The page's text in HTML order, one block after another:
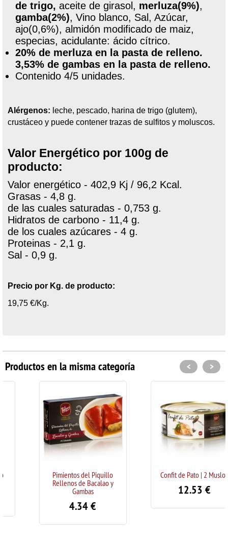
de trigo, aceite de girasol, merluza(9%),
gamba(2%), Vino blanco, Sal, Azúcar,
ajo(0,6%), almidón modificado de maiz,
especias, acidulante: ácido cítrico.
20% de merluza en la pasta de relleno.
3,53% de gambas en la pasta de relleno.
Contenido 4/5 unidades.
Alérgenos: leche, pescado, harina de trigo (glutem),
crustáceo y puede contener trazas de sulfitos y moluscos.
Valor Energético por 100g de
producto:
Valor energético - 402,9 Kj / 96,2 Kcal.
Grasas - 4,8 g.
de las cuales saturadas - 0,753 g.
Hidratos de carbono - 11,4 g.
de los cuales azúcares - 4 g.
Proteinas - 2,1 g.
Sal - 0,9 g.
Precio por Kg. de producto:
19,75 €/Kg.
Productos en la misma categoría
Pimientos del Piquillo
Rellenos de Bacalao y
€
Confit de Pato | 2 Muslos
€
< >